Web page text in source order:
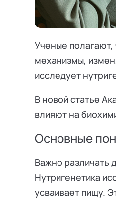
Ученые полагают,
механизмы,
исследует
В новой статье
влияют на
Основные
Важно различать
Нутригенетика
усваивает пищу.